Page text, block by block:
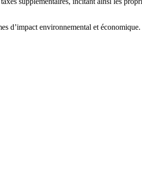
d’impact environnemental et économique.